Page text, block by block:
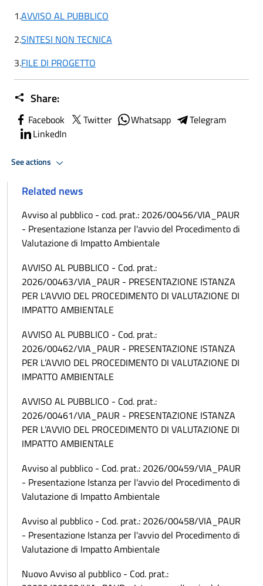
1.AVVISO AL PUBBLICO
2.SINTESI NON TECNICA
3.FILE DI PROGETTO
Share:
Facebook Twitter Whatsapp
Telegram
LinkedIn
See actions
Related news
Avviso al pubblico - cod. prat.: 2026/00456/VIA_PAUR
- Presentazione Istanza per l'avvio del Procedimento di
Valutazione di Impatto Ambientale
AVVISO AL PUBBLICO - Cod. prat.:
2026/00463/VIA_PAUR - PRESENTAZIONE ISTANZA
PER L’AVVIO DEL PROCEDIMENTO DI VALUTAZIONE DI
IMPATTO AMBIENTALE
AVVISO AL PUBBLICO - Cod. prat.:
2026/00462/VIA_PAUR - PRESENTAZIONE ISTANZA
PER L’AVVIO DEL PROCEDIMENTO DI VALUTAZIONE DI
IMPATTO AMBIENTALE
AVVISO AL PUBBLICO - Cod. prat.:
2026/00461/VIA_PAUR - PRESENTAZIONE ISTANZA
PER L’AVVIO DEL PROCEDIMENTO DI VALUTAZIONE DI
IMPATTO AMBIENTALE
Avviso al pubblico - Cod. prat.: 2026/00459/VIA_PAUR
- Presentazione Istanza per l'avvio del Procedimento di
Valutazione di Impatto Ambientale
Avviso al pubblico - Cod. prat.: 2026/00458/VIA_PAUR
- Presentazione Istanza per l'avvio del Procedimento di
Valutazione di Impatto Ambientale
Nuovo Avviso al pubblico - Cod. prat.: